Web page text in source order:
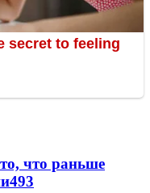
что раньше
493